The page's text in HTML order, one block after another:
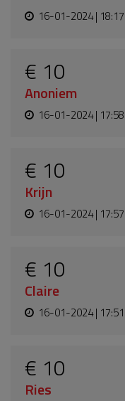
16-01-2024 | 18:17
€ 10
Anoniem
16-01-2024 | 17:58
€ 10
Krijn
16-01-2024 | 17:57
€ 10
Claire
16-01-2024 | 17:51
€ 10
Ries